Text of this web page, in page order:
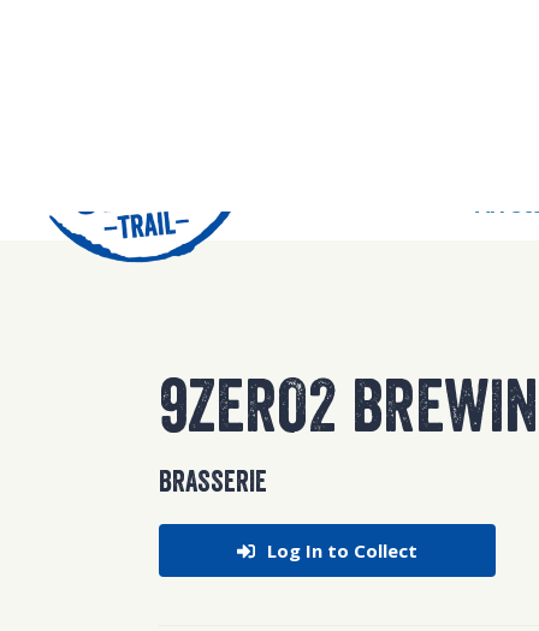
9ZERO2
BRASSERIE
Log In to Collect